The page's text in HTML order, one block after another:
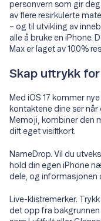
personvern som gir
av flere resirkulerte
– og til utvikling av
alle å bruke en iPhone.
Max er laget av 100%
Skap uttrykk
Med iOS 17 kommer
kontaktene dine ser når
Memoji, kombiner den
ditt eget visittkort.
NameDrop. Vil du
hold din egen iPhone
dele, og informasjonen
Live-klistremerker.
det opp fra